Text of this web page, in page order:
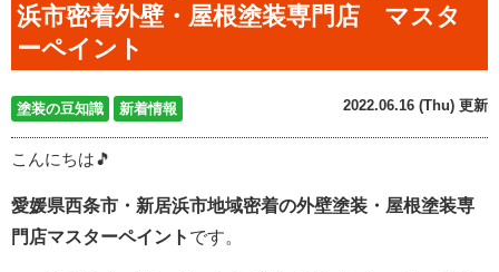
浜市密着外壁・屋根塗装専門店 マスタ
ーペイント
塗装の豆知識 新着情報 2022.06.16 (Thu) 更新
こんにちは🎵
愛媛県西条市・新居浜市地域密着の外壁塗装・屋根塗装専
門店マスターペイント です。